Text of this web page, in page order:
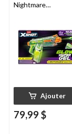
Nightmare
Ajouter
79,99 $